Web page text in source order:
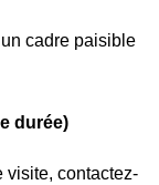
cadre paisible
durée)
visite, contactez-